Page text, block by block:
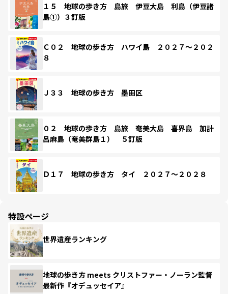
１５ 地球の歩き方 島旅 伊豆大島 利島（伊豆諸
島①）３訂版
Ｃ０２ 地球の歩き方 ハワイ島 ２０２７～２０２
８
Ｊ３３ 地球の歩き方 墨田区
０２ 地球の歩き方 島旅 奄美大島 喜界島 加計
呂麻島（奄美群島１） ５訂版
Ｄ１７ 地球の歩き方 タイ ２０２７～２０２８
特設ページ
世界遺産ランキング
地球の歩き方 meets クリストファー・ノーラン監督
最新作『オデュッセイア』